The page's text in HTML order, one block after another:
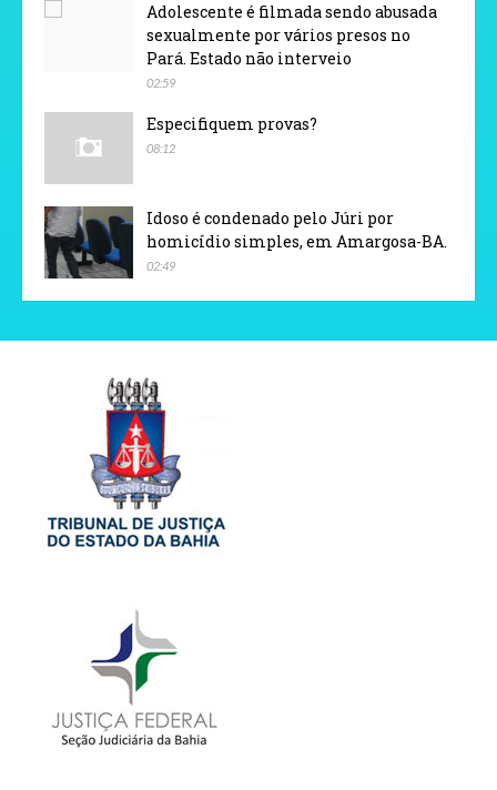
Adolescente é filmada sendo abusada
sexualmente por vários presos no
Pará. Estado não interveio
02:59
Especifiquem provas?
08:12
Idoso é condenado pelo Júri por
homicídio simples, em Amargosa-BA.
02:49